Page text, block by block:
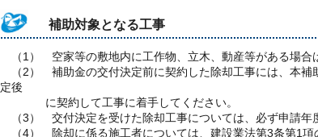
補助対象となる工事
（1） 空家等の敷地内に工作物、立木、動産等がある場合
（2） 補助金の交付決定前に契約した除却工事には、本補
定後
に契約して工事に着手してください。
（3） 交付決定を受けた除却工事については、必ず申請年
（4） 除却に係る施工者については、建設業法第3条第1項